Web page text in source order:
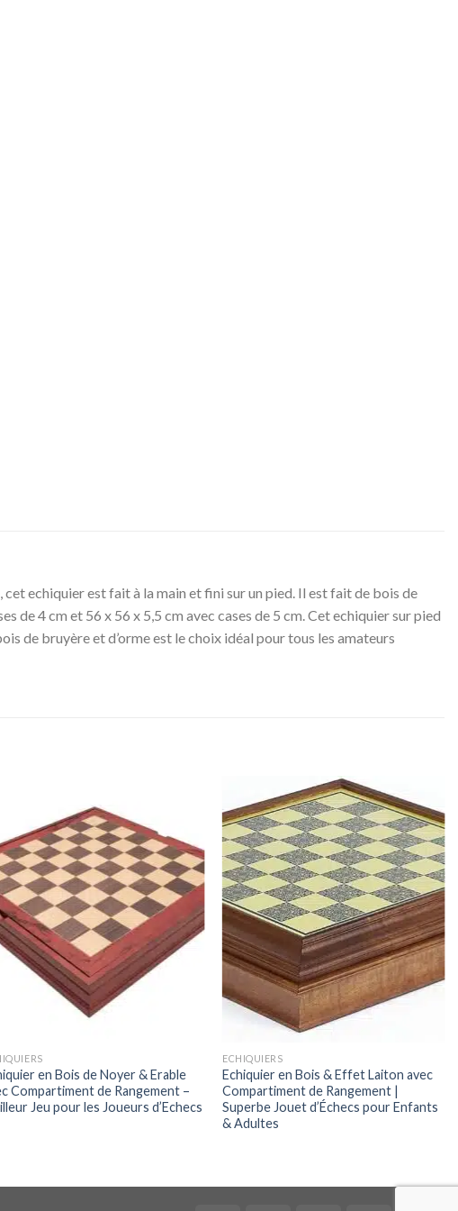
cet echiquier est fait à la main et fini sur un pied. Il est fait de bois de
de 4 cm et 56 x 56 x 5,5 cm avec cases de 5 cm. Cet echiquier sur pied
de bruyère et d’orme est le choix idéal pour tous les amateurs
en Bois de Noyer & Erable
Compartiment de Rangement –
Jeu pour les Joueurs d’Echecs
ECHIQUIERS
Echiquier en Bois & Effet Laiton avec
Compartiment de Rangement |
Superbe Jouet d’Échecs pour Enfants
& Adultes